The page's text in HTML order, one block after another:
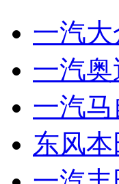
一汽
一汽奥
一汽马
东风